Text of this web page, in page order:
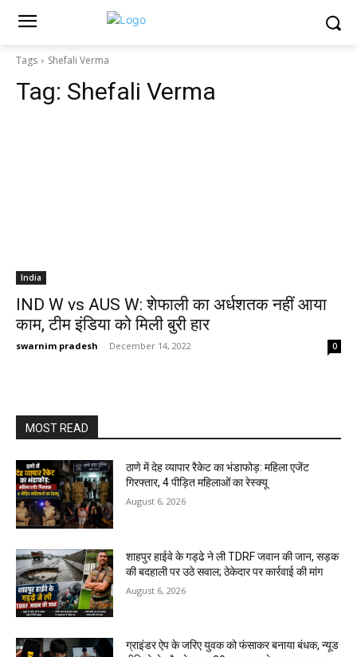
Tags Shefali Verma
Tag: Shefali Verma
India
IND W vs AUS W: शेफाली का अर्धशतक नहीं आया
काम, टीम इंडिया को मिली बुरी हार
swarnim pradesh - December 14, 2022 0
MOST READ
ठाणे में देह व्यापार रैकेट का भंडाफोड़: महिला एजेंट
गिरफ्तार, 4 पीड़ित महिलाओं का रेस्क्यू
August 6, 2026
शाहपुर हाईवे के गड्ढे ने ली TDRF जवान की जान, सड़क
की बदहाली पर उठे सवाल; ठेकेदार पर कार्रवाई की मांग
August 6, 2026
ग्राइंडर ऐप के जरिए युवक को फंसाकर बनाया बंधक, न्यूड